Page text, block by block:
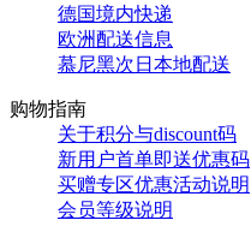
德国境内快递
欧洲配送信息
慕尼黑次日本地配送
购物指南
关于积分与discount码
新用户首单即送优惠码
买赠专区优惠活动说明
会员等级说明